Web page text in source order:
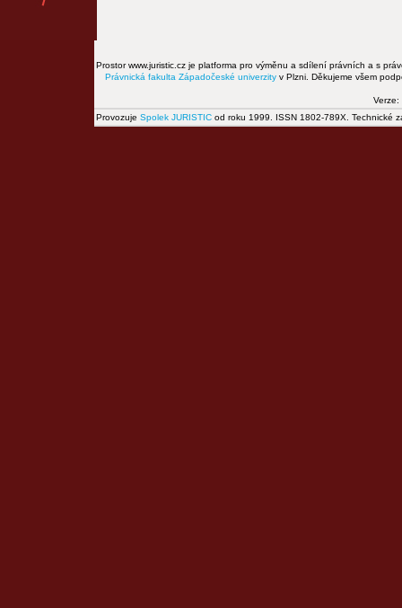
Prostor www.juristic.cz je platforma pro výměnu a sdílení právních a s
Právnická fakulta Západočeské univerzity v Plzni. Děkujeme všem
Verze:
Provozuje Spolek JURISTIC od roku 1999. ISSN 1802-789X. Technické